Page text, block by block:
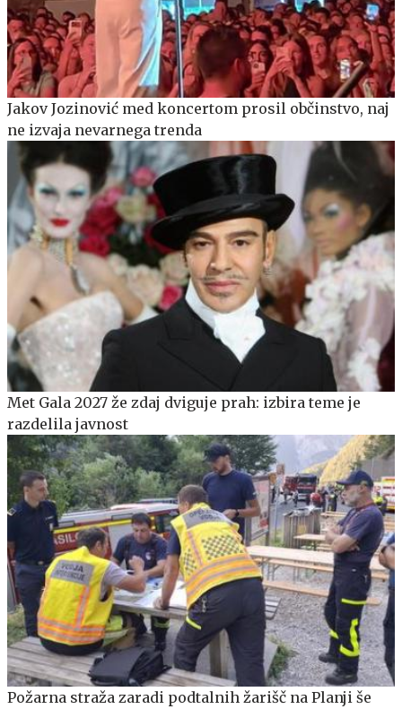
Jakov Jozinović med koncertom prosil občinstvo, naj
ne izvaja nevarnega trenda
Met Gala 2027 že zdaj dviguje prah: izbira teme je
razdelila javnost
Požarna straža zaradi podtalnih žarišč na Planji še